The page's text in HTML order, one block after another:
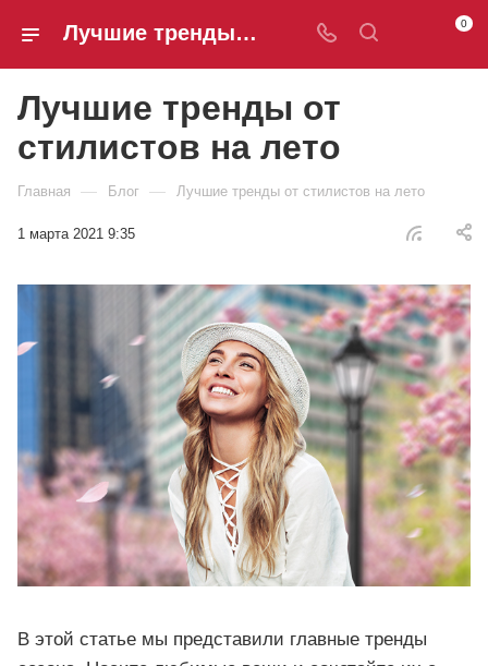
Лучшие тренды от стилистов на лето 0
Лучшие тренды от
стилистов на лето
Главная — Блог — Лучшие тренды от стилистов на лето
1 марта 2021 9:35
В этой статье мы представили главные тренды